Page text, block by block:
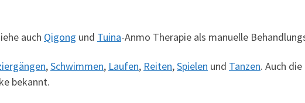
auch Qigong und Tuina-Anmo Therapie als manuelle
,Schwimmen, Laufen, Reiten,Spielen und Tanzen. Auch
bekannt.